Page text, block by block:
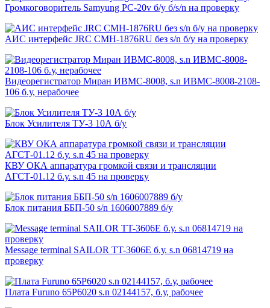
Громкоговоритель Samyung PC-20v б/у б/s/n на проверку
АИС интерфейс JRC CMH-1876RU без s/n б/у на проверку
Видеорегистратор Миран ИВМС-8008, s.n ИВМС-8008-2108-
106 б.у, нерабочее
Блок Усилителя ТУ-3 10А б/у
КВУ ОКА аппаратура громкой связи и трансляции
АГСТ-01.12 б.у. s.n 45 на проверку
Блок питания ББП-50 s/n 1606007889 б/у
Message terminal SAILOR TT-3606E б.у. s.n 06814719 на
проверку
Плата Furuno 65P6020 s.n 02144157, б.у, рабочее